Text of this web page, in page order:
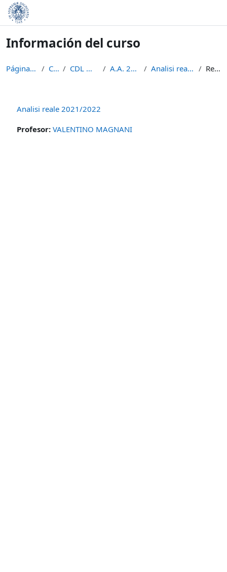
Salta al contenido principal
Información del curso
Página Principal Cursos CDL Matematica A.A. 2021 - 2022 Analisi reale 2021/2022 Resumen
Analisi reale 2021/2022
Profesor: VALENTINO MAGNANI